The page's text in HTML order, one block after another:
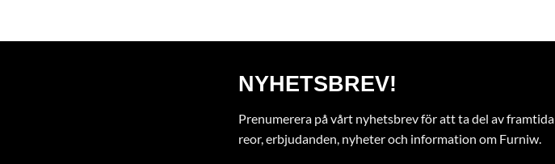
NYHETSBREV!
Prenumerera på vårt nyhetsbrev för att ta del av framtida
reor, erbjudanden, nyheter och information om Furniw.